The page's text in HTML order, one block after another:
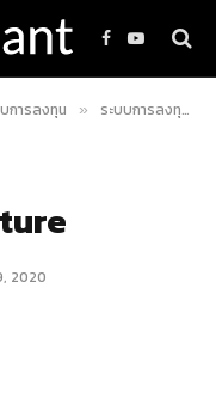
Facebook
YouTube
การลงทุน » ระบบการลงทุน Techno-Fundamental ของ Nicolas Darvas
2020